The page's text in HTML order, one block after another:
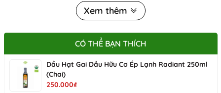
Canxi carbonat
Muối biển
Không đường tinh luyện
Không cholesterol
Thuần chay 100% (Vegan, Plant-Based)
Béo thơm tự nhiên từ dừa
Không làm tăng đường huyết
Xem thêm
CÓ THỂ BẠN THÍCH
Dầu Hạt Gai Dầu Hữu Cơ Ép Lạnh Radiant 250ml
(Chai)
250.000₫